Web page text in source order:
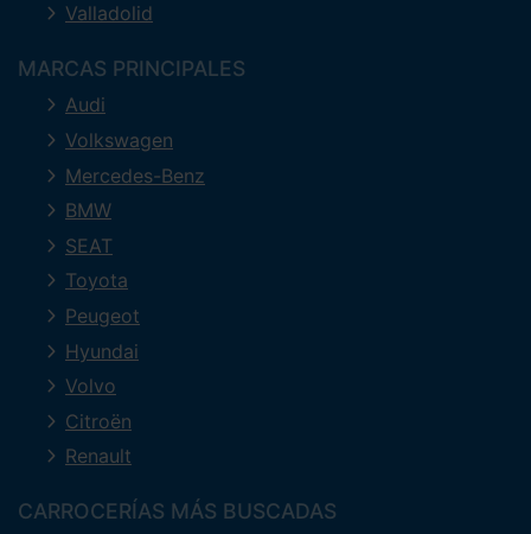
Valladolid
MARCAS PRINCIPALES
Audi
Volkswagen
Mercedes-Benz
BMW
SEAT
Toyota
Peugeot
Hyundai
Volvo
Citroën
Renault
CARROCERÍAS MÁS BUSCADAS